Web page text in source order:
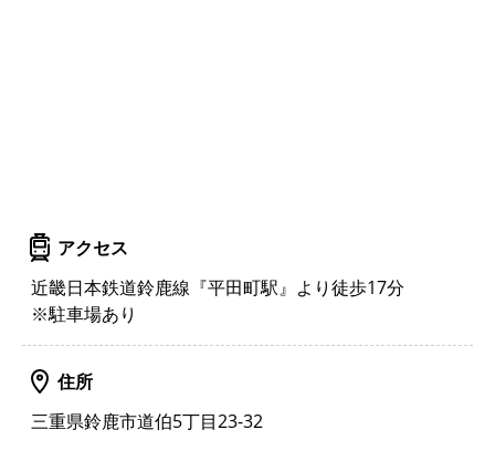
アクセス
近畿日本鉄道鈴鹿線『平田町駅』より徒歩17分
※駐車場あり
住所
三重県鈴鹿市道伯5丁目23-32